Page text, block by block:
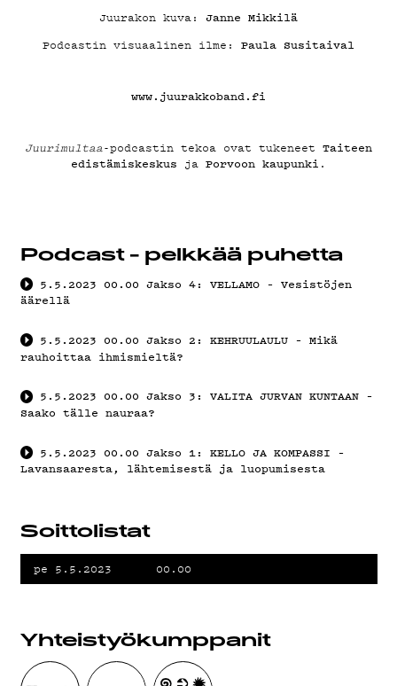
G
LIVELAB
Juurakon kuva: Janne Mikkilä
Podcastin visuaalinen ilme: Paula Susitaival
www.juurakkoband.fi
Juurimultaa-podcastin tekoa ovat tukeneet Taiteen
edistämiskeskus ja Porvoon kaupunki .
Podcast - pelkkää puhetta
5.5.2023 00.00 Jakso 4: VELLAMO – Vesistöjen
äärellä
5.5.2023 00.00 Jakso 2: KEHRUULAULU – Mikä
rauhoittaa ihmismieltä?
5.5.2023 00.00 Jakso 3: VALITA JURVAN KUNTAAN –
Saako tälle nauraa?
5.5.2023 00.00 Jakso 1: KELLO JA KOMPASSI –
Lavansaaresta, lähtemisestä ja luopumisesta
Soittolistat
pe 5.5.2023 00.00
Yhteistyö­kumppanit